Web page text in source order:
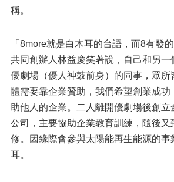
稱。
「8more就是白木耳的台語，而8有發
共同創辦人林益慶笑著說，自己和另一
優劇場（優人神鼓前身）的同事，眾所
體需要靠企業贊助，我們希望創業成功
助他人的企業。二人離開優劇場後創立
公司，主要協助企業教育訓練，隨後又
修。因緣際會參與太陽能再生能源的事
耳。